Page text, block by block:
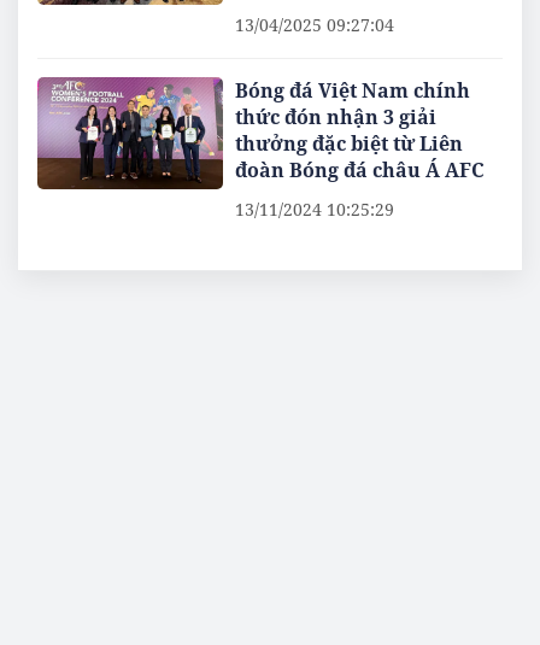
13/04/2025 09:27:04
Bóng đá Việt Nam chính
thức đón nhận 3 giải
thưởng đặc biệt từ Liên
đoàn Bóng đá châu Á AFC
13/11/2024 10:25:29